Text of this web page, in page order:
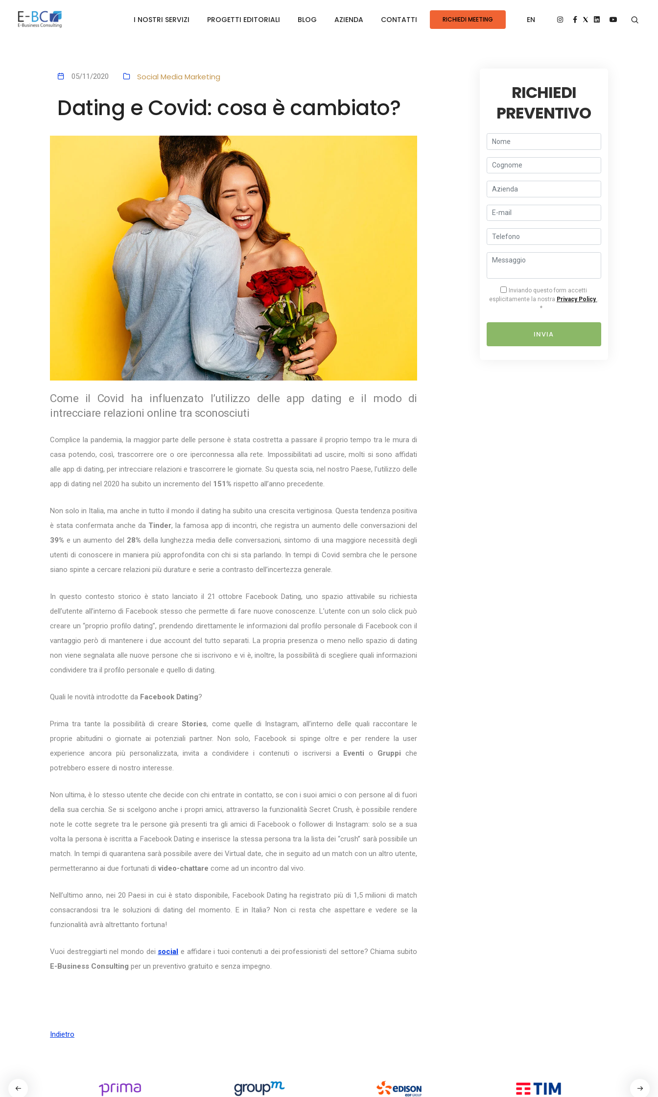
I NOSTRI SERVIZI PROGETTI EDITORIALI BLOG AZIENDA CONTATTI RICHIEDI MEETING EN
05/11/2020 Social Media Marketing
Dating e Covid: cosa è cambiato?
Come il Covid ha influenzato l’utilizzo delle app dating e il modo di
intrecciare relazioni online tra sconosciuti
Complice la pandemia, la maggior parte delle persone è stata costretta a passare il proprio tempo tra le mura di
casa potendo, così, trascorrere ore o ore iperconnessa alla rete. Impossibilitati ad uscire, molti si sono affidati
alle app di dating, per intrecciare relazioni e trascorrere le giornate. Su questa scia, nel nostro Paese, l’utilizzo delle
app di dating nel 2020 ha subito un incremento del 151% rispetto all’anno precedente.
Non solo in Italia, ma anche in tutto il mondo il dating ha subito una crescita vertiginosa. Questa tendenza positiva
è stata confermata anche da Tinder, la famosa app di incontri, che registra un aumento delle conversazioni del
39% e un aumento del 28% della lunghezza media delle conversazioni, sintomo di una maggiore necessità degli
utenti di conoscere in maniera più approfondita con chi si sta parlando. In tempi di Covid sembra che le persone
siano spinte a cercare relazioni più durature e serie a contrasto dell’incertezza generale.
In questo contesto storico è stato lanciato il 21 ottobre Facebook Dating, uno spazio attivabile su richiesta
dell’utente all’interno di Facebook stesso che permette di fare nuove conoscenze. L’utente con un solo click può
creare un “proprio profilo dating”, prendendo direttamente le informazioni dal profilo personale di Facebook con il
vantaggio però di mantenere i due account del tutto separati. La propria presenza o meno nello spazio di dating
non viene segnalata alle nuove persone che si iscrivono e vi è, inoltre, la possibilità di scegliere quali informazioni
condividere tra il profilo personale e quello di dating.
Quali le novità introdotte da Facebook Dating?
Prima tra tante la possibilità di creareStories, come quelle di Instagram, all’interno delle quali raccontare le
proprie abitudini o giornate ai potenziali partner. Non solo, Facebook si spinge oltre e per rendere la user
experience ancora più personalizzata, invita a condividere i contenuti o iscriversi a Eventio Gruppiche
potrebbero essere di nostro interesse.
Non ultima, è lo stesso utente che decide con chi entrate in contatto, se con i suoi amici o con persone al di fuori
della sua cerchia. Se si scelgono anche i propri amici, attraverso la funzionalità Secret Crush, è possibile rendere
note le cotte segrete tra le persone già presenti tra gli amici di Facebook o follower di Instagram: solo se a sua
volta la persona è iscritta a Facebook Dating e inserisce la stessa persona tra la lista dei “crush” sarà possibile un
match. In tempi di quarantena sarà possibile avere dei Virtual date, che in seguito ad un match con un altro utente,
permetteranno ai due fortunati di video-chattare come ad un incontro dal vivo.
Nell’ultimo anno, nei 20 Paesi in cui è stato disponibile, Facebook Dating ha registrato più di 1,5 milioni di match
consacrandosi tra le soluzioni di dating del momento. E in Italia? Non ci resta che aspettare e vedere se la
funzionalità avrà altrettanto fortuna!
Vuoi destreggiarti nel mondo dei social e affidare i tuoi contenuti a dei professionisti del settore? Chiama subito
E-Business Consulting per un preventivo gratuito e senza impegno.
Indietro
RICHIEDI
PREVENTIVO
Inviando questo form accetti
esplicitamente la nostra Privacy Policy .
*
INVIA